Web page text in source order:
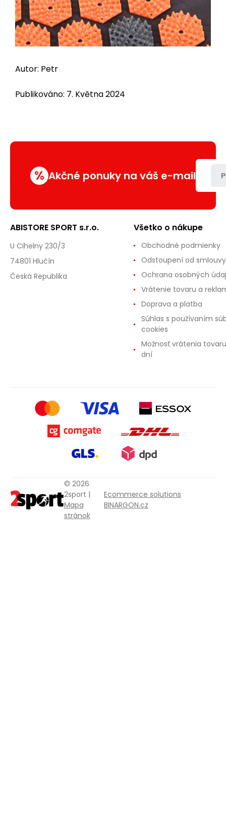
Autor: Petr
Publikováno: 7. Května 2024
% Akčné ponuky na váš e-mail
ABISTORE SPORT s.r.o.
U Cihelny 230/3
74801 Hlučín
Česká Republika
Všetko o nákupe
Obchodné podmienky
Odstoupení od smlouvy
Ochrana osobných
Vrátenie tovaru a
Doprava a platba
Súhlas s používaním
cookies
Možnosť vrátenia
dní
© 2026
2sport |
Mapa
stránok
Ecommerce solutions
BINARGON.cz